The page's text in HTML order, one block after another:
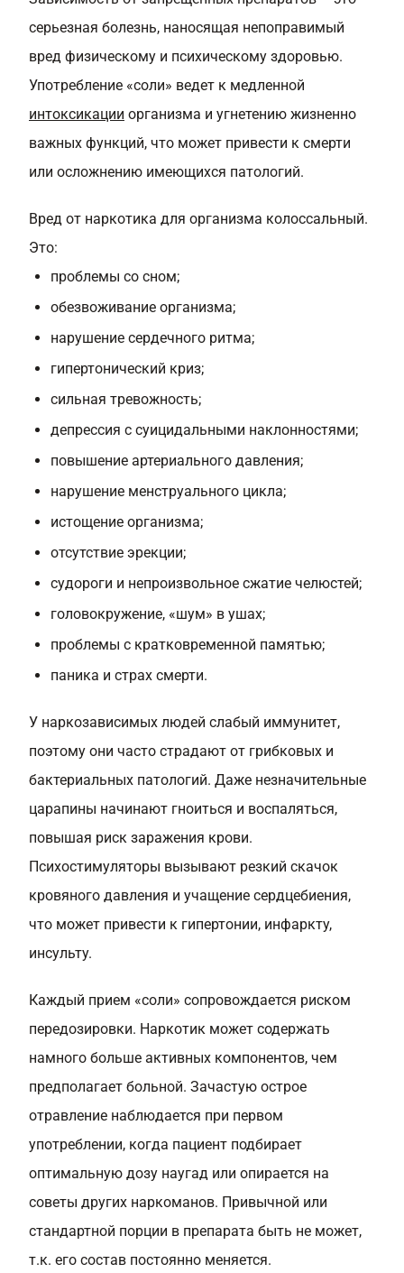
серьезная болезнь, наносящая непоправимый
вред физическому и психическому здоровью.
Употребление «соли» ведет к медленной
интоксикации организма и угнетению жизненно
важных функций, что может привести к смерти
или осложнению имеющихся патологий.
Вред от наркотика для организма колоссальный.
Это:
проблемы со сном;
обезвоживание организма;
нарушение сердечного ритма;
гипертонический криз;
сильная тревожность;
депрессия с суицидальными наклонностями;
повышение артериального давления;
нарушение менструального цикла;
истощение организма;
отсутствие эрекции;
судороги и непроизвольное сжатие челюстей;
головокружение, «шум» в ушах;
проблемы с кратковременной памятью;
паника и страх смерти.
У наркозависимых людей слабый иммунитет,
поэтому они часто страдают от грибковых и
бактериальных патологий. Даже незначительные
царапины начинают гноиться и воспаляться,
повышая риск заражения крови.
Психостимуляторы вызывают резкий скачок
кровяного давления и учащение сердцебиения,
что может привести к гипертонии, инфаркту,
инсульту.
Каждый прием «соли» сопровождается риском
передозировки. Наркотик может содержать
намного больше активных компонентов, чем
предполагает больной. Зачастую острое
отравление наблюдается при первом
употреблении, когда пациент подбирает
оптимальную дозу наугад или опирается на
советы других наркоманов. Привычной или
стандартной порции в препарата быть не может,
т.к. его состав постоянно меняется.